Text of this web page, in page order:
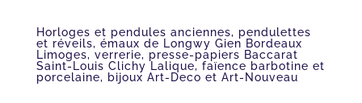
Horloges et pendules anciennes, pendulettes
et réveils, émaux de Longwy Gien Bordeaux
Limoges, verrerie, presse-papiers Baccarat
Saint-Louis Clichy Lalique, faïence barbotine et
porcelaine, bijoux Art-Deco et Art-Nouveau